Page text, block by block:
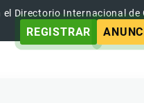
el Directorio Internacional
REGISTRAR